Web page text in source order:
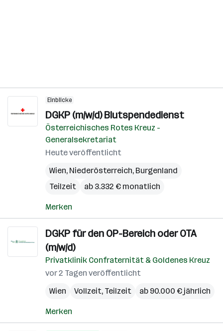
Einblicke
DGKP (m/w/d) Blutspendedienst
Österreichisches Rotes Kreuz -
Generalsekretariat
Heute veröffentlicht
Wien, Niederösterreich, Burgenland
Teilzeit
ab 3.332 € monatlich
Merken
DGKP für den OP-Bereich oder OTA
(m/w/d)
Privatklinik Confraternität & Goldenes Kreuz
vor 2 Tagen veröffentlicht
Wien
Vollzeit, Teilzeit ab 90.000 € jährlich
Merken